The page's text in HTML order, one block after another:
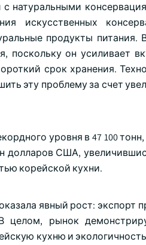
натуральными
искусственных
продукты питания.
поскольку он усиливает
срок хранения.
эту проблему за счет
уровня в 47 100
долларов США,
корейской кухни.
явный рост: экспорт
рынок
кухню и